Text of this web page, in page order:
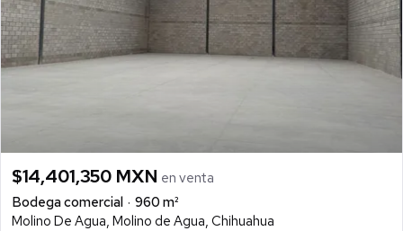
$14,401,350 MXN en venta
Bodega comercial
960 m²
Molino De Agua, Molino de Agua, Chihuahua